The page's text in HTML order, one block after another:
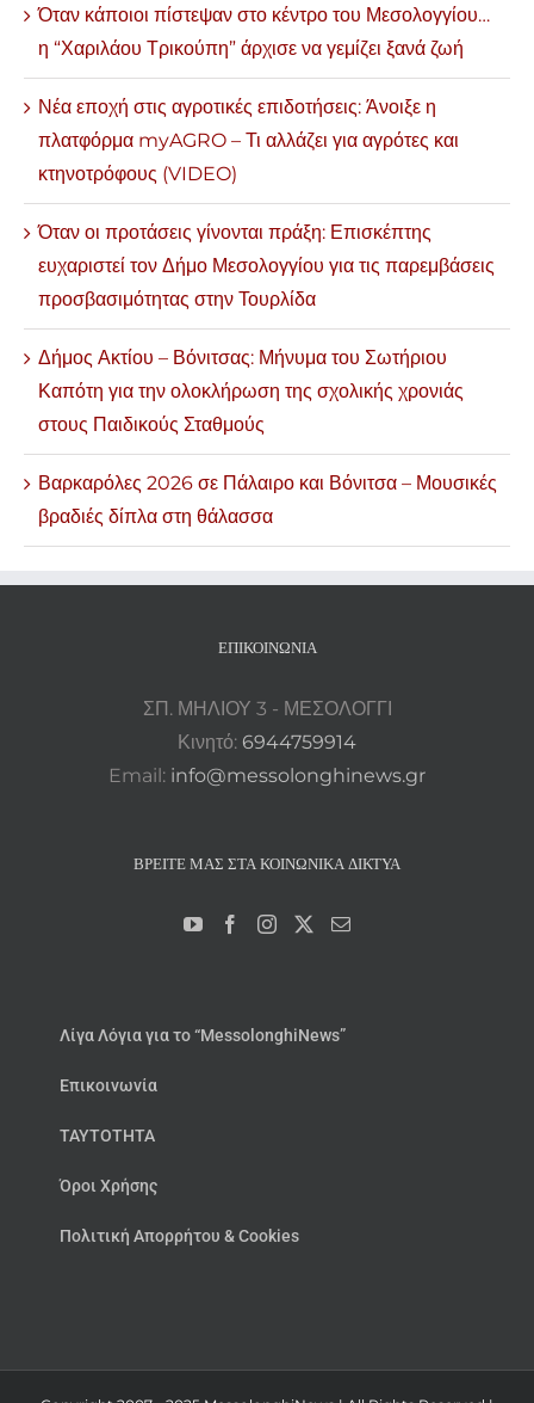
Όταν κάποιοι πίστεψαν στο κέντρο του Μεσολογγίου…
η “Χαριλάου Τρικούπη” άρχισε να γεμίζει ξανά ζωή
Νέα εποχή στις αγροτικές επιδοτήσεις: Άνοιξε η
πλατφόρμα myAGRO – Τι αλλάζει για αγρότες και
κτηνοτρόφους (VIDEO)
Όταν οι προτάσεις γίνονται πράξη: Επισκέπτης
ευχαριστεί τον Δήμο Μεσολογγίου για τις παρεμβάσεις
προσβασιμότητας στην Τουρλίδα
Δήμος Ακτίου – Βόνιτσας: Μήνυμα του Σωτήριου
Καπότη για την ολοκλήρωση της σχολικής χρονιάς
στους Παιδικούς Σταθμούς
Βαρκαρόλες 2026 σε Πάλαιρο και Βόνιτσα – Μουσικές
βραδιές δίπλα στη θάλασσα
ΕΠΙΚΟΙΝΩΝΊΑ
ΣΠ. ΜΗΛΙΟΥ 3 - ΜΕΣΟΛΟΓΓΙ
Κινητό: 6944759914
Email: info@messolonghinews.gr
ΒΡΕΊΤΕ ΜΑΣ ΣΤΑ ΚΟΙΝΩΝΙΚΆ ΔΊΚΤΥΑ
Λίγα Λόγια για το “MessolonghiNews”
Επικοινωνία
ΤΑΥΤΟΤΗΤΑ
Όροι Χρήσης
Πολιτική Απορρήτου & Cookies